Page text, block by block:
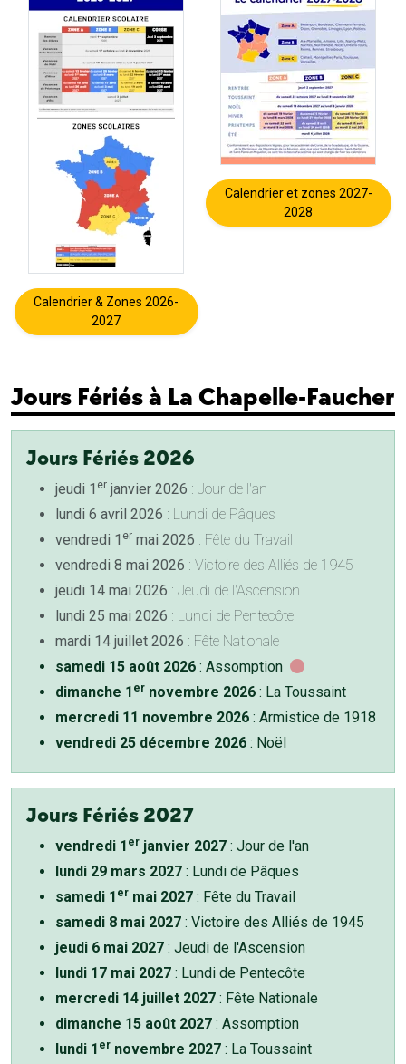
Calendrier & Zones 2026-
2027
Calendrier et zones 2027-
2028
Jours Fériés à La Chapelle-Faucher
Jours Fériés 2026
jeudi 1 er janvier 2026 : Jour de l'an
lundi 6 avril 2026 : Lundi de Pâques
vendredi 1 er mai 2026 : Fête du Travail
vendredi 8 mai 2026 : Victoire des Alliés de 1945
jeudi 14 mai 2026 : Jeudi de l'Ascension
lundi 25 mai 2026 : Lundi de Pentecôte
mardi 14 juillet 2026 : Fête Nationale
samedi 15 août 2026 : Assomption
dimanche 1 er novembre 2026 : La Toussaint
mercredi 11 novembre 2026 : Armistice de 1918
vendredi 25 décembre 2026 : Noël
Jours Fériés 2027
vendredi 1 er janvier 2027 : Jour de l'an
lundi 29 mars 2027 : Lundi de Pâques
samedi 1 er mai 2027 : Fête du Travail
samedi 8 mai 2027 : Victoire des Alliés de 1945
jeudi 6 mai 2027 : Jeudi de l'Ascension
lundi 17 mai 2027 : Lundi de Pentecôte
mercredi 14 juillet 2027 : Fête Nationale
dimanche 15 août 2027 : Assomption
lundi 1 er novembre 2027 : La Toussaint